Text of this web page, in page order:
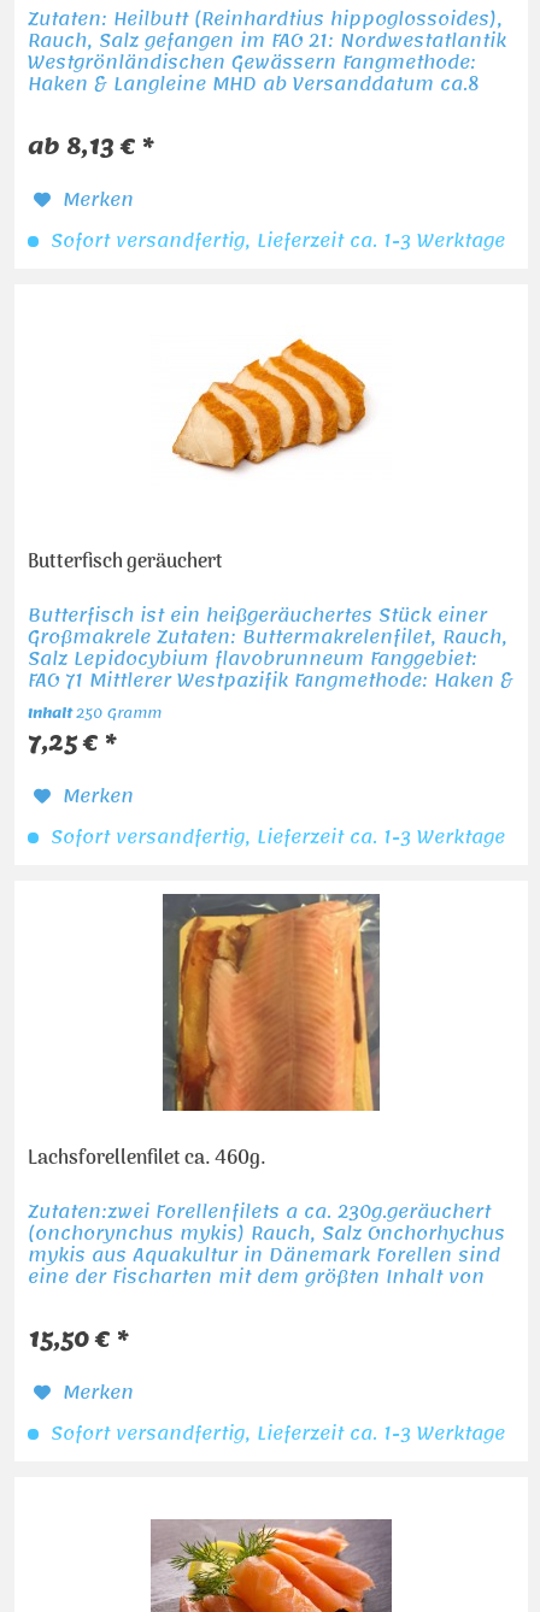
Zutaten: Heilbutt (Reinhardtius hippoglossoides),
Rauch, Salz gefangen im FAO 21: Nordwestatlantik
Westgrönländischen Gewässern Fangmethode:
Haken & Langleine MHD ab Versanddatum ca.8
ab 8,13 € *
Merken
Sofort versandfertig, Lieferzeit ca. 1-3 Werktage
Butterfisch geräuchert
Butterfisch ist ein heißgeräuchertes Stück einer
Großmakrele Zutaten: Buttermakrelenfilet, Rauch,
Salz Lepidocybium flavobrunneum Fanggebiet:
FAO 71 Mittlerer Westpazifik Fangmethode: Haken &
Langleine MHD ab Versanddatum ca.8 Tage
Inhalt250 Gramm
7,25 € *
Merken
Sofort versandfertig, Lieferzeit ca. 1-3 Werktage
Lachsforellenfilet ca. 460g.
Zutaten:zwei Forellenfilets a ca. 230g.geräuchert
(onchorynchus mykis) Rauch, Salz Onchorhychus
mykis aus Aquakultur in Dänemark Forellen sind
eine der Fischarten mit dem größten Inhalt von
15,50 € *
Merken
Sofort versandfertig, Lieferzeit ca. 1-3 Werktage